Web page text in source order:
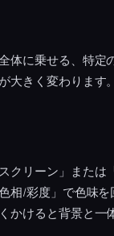
体に乗せる、特
きく変わります
クリーン」または
相/彩度」で色味
けると背景と一